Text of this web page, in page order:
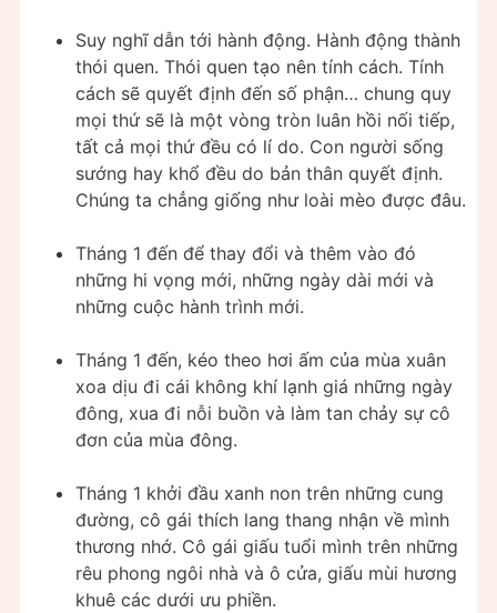
Suy nghĩ dẫn tới hành động. Hành động thành
thói quen. Thói quen tạo nên tính cách. Tính
cách sẽ quyết định đến số phận… chung quy
mọi thứ sẽ là một vòng tròn luân hồi nối tiếp,
tất cả mọi thứ đều có lí do. Con người sống
sướng hay khổ đều do bản thân quyết định.
Chúng ta chẳng giống như loài mèo được đâu.
Tháng 1 đến để thay đổi và thêm vào đó
những hi vọng mới, những ngày dài mới và
những cuộc hành trình mới.
Tháng 1 đến, kéo theo hơi ấm của mùa xuân
xoa dịu đi cái không khí lạnh giá những ngày
đông, xua đi nỗi buồn và làm tan chảy sự cô
đơn của mùa đông.
Tháng 1 khởi đầu xanh non trên những cung
đường, cô gái thích lang thang nhận về mình
thương nhớ. Cô gái giấu tuổi mình trên những
rêu phong ngôi nhà và ô cửa, giấu mùi hương
khuê các dưới ưu phiền.